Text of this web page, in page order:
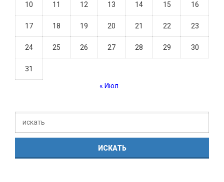
10 11 12 13 14 15 16
17 18 19 20 21 22 23
24 25 26 27 28 29 30
31
« Июл